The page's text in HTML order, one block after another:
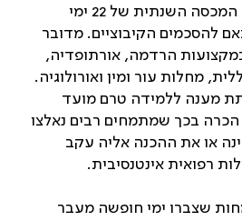
חופשה או פחות מתוך המכסה השנתית של 22 ימי
להסכמים הקיבוציים. מדובר
הרדמה, אורתופדיה,
מחלות עור ומין ואורולוגיה.
מענה ללמידה טרם מועד
בכך שמתמחים רבים נאלצו
או את ההכנה אליה עקב
רפואית אינטנסיבית.
שצברו ימי חופשה מעבר